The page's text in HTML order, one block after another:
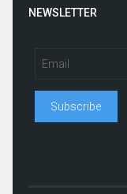
NEWSLETTER